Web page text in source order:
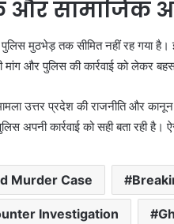
और सामाजिक
मुठभेड़ तक सीमित नहीं रह गया
मांग और पुलिस की कार्रवाई को लेकर
उत्तर प्रदेश की राजनीति और कानून
अपनी कार्रवाई को सही बता रही
Murder Case
Investigation